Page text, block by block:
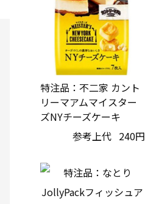
特注品：不二家 カント
リーマアムマイスター
ズNYチーズケーキ
参考上代 240円